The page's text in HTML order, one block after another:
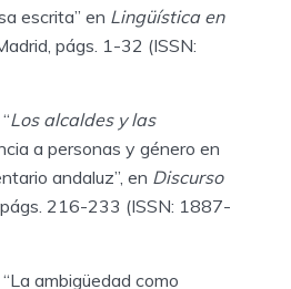
escrita” en Lingüística en
págs. 1-32 (ISSN:
Los alcaldes y las
a personas y género en
andaluz”, en Discurso
216-233 (ISSN: 1887-
ambigüedad como